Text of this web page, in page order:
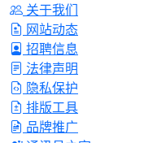
关于我们
网站动态
招聘信息
法律声明
隐私保护
排版工具
品牌推广